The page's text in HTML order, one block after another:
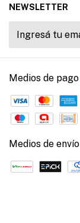
NEWSLETTER
Medios de pago
Medios de envío